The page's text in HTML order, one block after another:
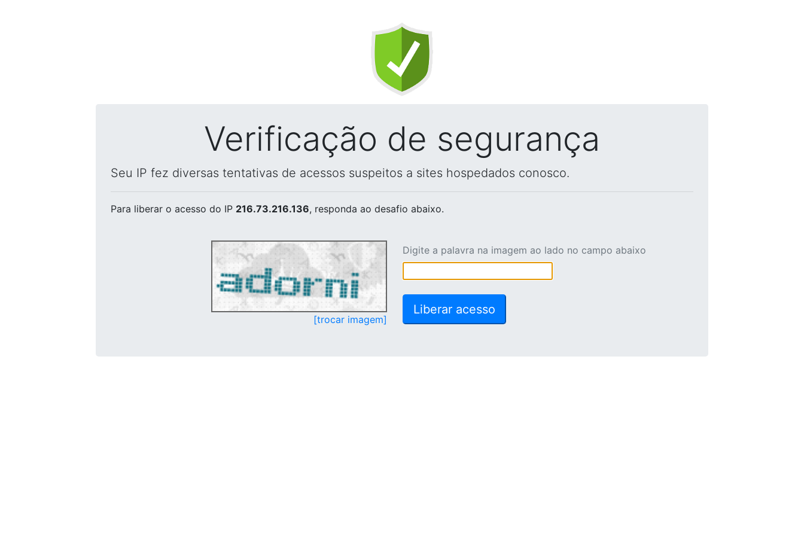
Verificação de segurança
Seu IP fez diversas tentativas de acessos suspeitos a sites hospedados conosco.
Para liberar o acesso do IP 216.73.216.136, responda ao desafio abaixo.
[trocar imagem]
Digite a palavra na imagem ao lado no campo abaixo